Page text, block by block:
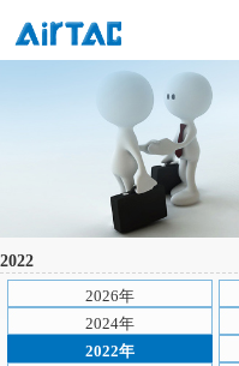
2022
2026年
2024年
2022年